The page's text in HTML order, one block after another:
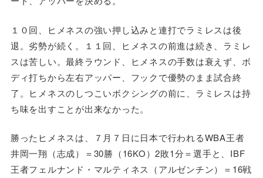
１０回、ヒメネスの強い押し込みと連打でラミレスは後
退。劣勢が続く。１１回、ヒメネスの前進は続き、ラミレ
スは苦しい。最終ラウンド、ヒメネスの手数は衰えず、ボ
ディ打ちから左右アッパー、フックで優勢のまま試合終
了。ヒメネスのしつこいボクシングの前に、ラミレスは持
ち味を出すことが出来なかった。
勝ったヒメネスは、７月７日に日本で行われるWBA王者
井岡一翔（志成）＝30勝（16KO）2敗1分＝選手と、IBF
王者フェルナンド・マルティネス（アルゼンチン）＝16戦